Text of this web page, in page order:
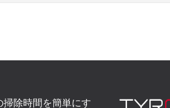
除時間を簡単にす